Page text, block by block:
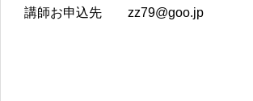
講師お申込先 zz79@goo.jp